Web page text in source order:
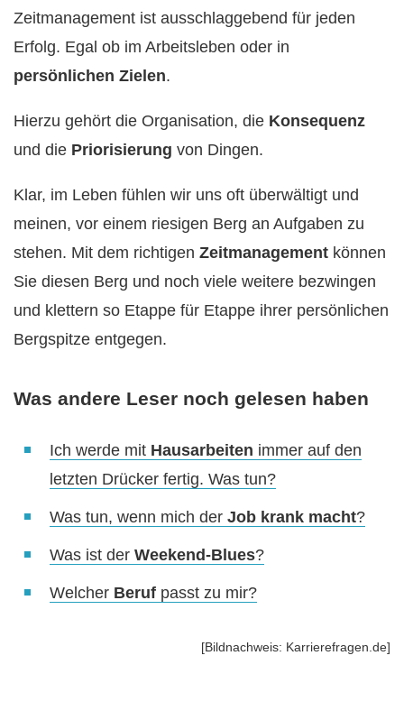
Zeitmanagement ist ausschlaggebend für jeden
Erfolg. Egal ob im Arbeitsleben oder in
persönlichen Zielen.
Hierzu gehört die Organisation, die Konsequenz
und die Priorisierung von Dingen.
Klar, im Leben fühlen wir uns oft überwältigt und
meinen, vor einem riesigen Berg an Aufgaben zu
stehen. Mit dem richtigen Zeitmanagement können
Sie diesen Berg und noch viele weitere bezwingen
und klettern so Etappe für Etappe ihrer persönlichen
Bergspitze entgegen.
Was andere Leser noch gelesen haben
Ich werde mit Hausarbeiten immer auf den
letzten Drücker fertig. Was tun?
Was tun, wenn mich der Job krank macht?
Was ist der Weekend-Blues?
Welcher Beruf passt zu mir?
[Bildnachweis: Karrierefragen.de]